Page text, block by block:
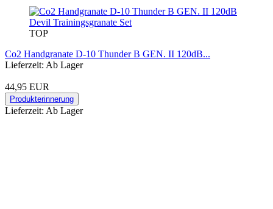
TOP
Co2 Handgranate D-10 Thunder B GEN. II 120dB...
Lieferzeit: Ab Lager
44,95 EUR
Produkterinnerung
Lieferzeit: Ab Lager